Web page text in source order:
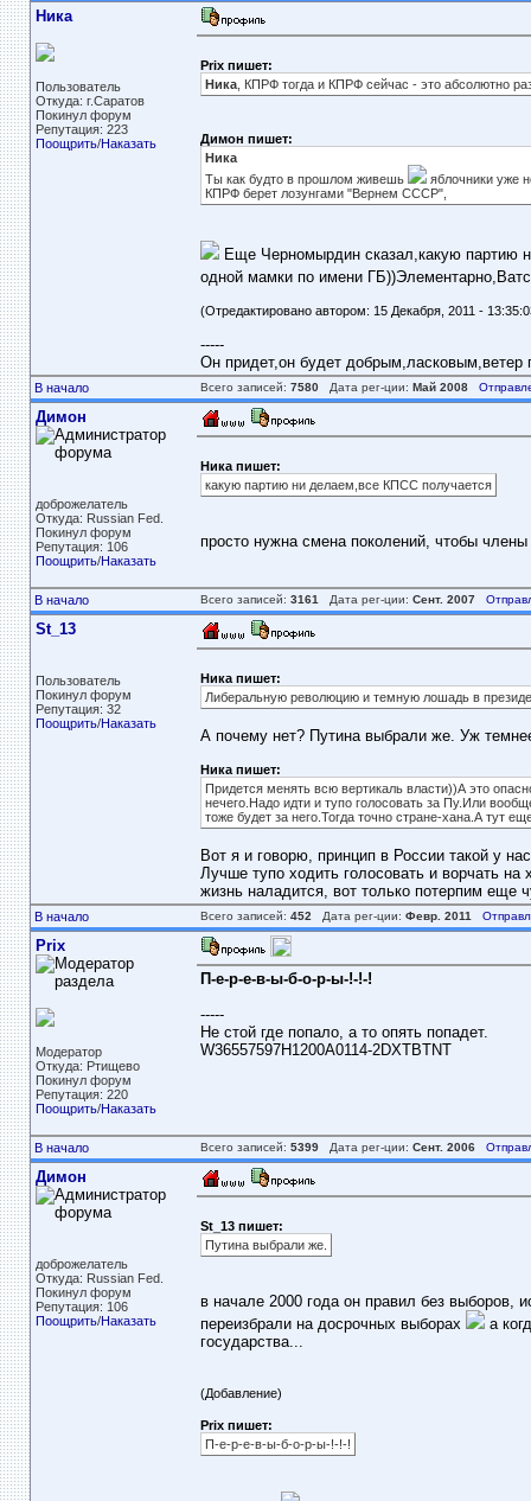
Ника
Пользователь
Откуда: г.Саратов
Покинул форум
Репутация: 223
Поощрить/Наказать
Prix пишет:
Ника, КПРФ тогда и КПРФ сейчас - это абсолютно
Димон пишет:
Ника
Ты как будто в прошлом живешь
яблочники уже
КПРФ берет лозунгами "Вернем СССР",
Еще Черномырдин сказал,какую партию
одной мамки по имени
(Отредактировано автором: 15 Декабря, 2011 -
-----
Он придет,он будет добрым,ласковым,ветер
В начало Всего записей: 7580Дата рег-ции: Май 2008
Димон
доброжелатель
Откуда: Russian Fed.
Покинул форум
Репутация: 106
Поощрить/Наказать
Ника пишет:
какую партию ни делаем,все КПСС получается
просто нужна смена поколений, чтобы
В начало Всего записей: 3161 Дата рег-ции: Сент. 2007
St_13
Пользователь
Покинул форум
Репутация: 32
Поощрить/Наказать
Ника пишет:
Либеральную революцию и темную лошадь в
А почему нет? Путина выбрали же. Уж
Ника пишет:
Придется менять всю вертикаль власти))А это
нечего.Надо идти и тупо голосовать за Пу.Или
тоже будет за него.Тогда точно стране-хана.А тут
Вот я и говорю, принцип в России такой у
Лучше тупо ходить голосовать и ворчать
жизнь наладится, вот только потерпим еще
В начало Всего записей: 452 Дата рег-ции: Февр. 2011
Prix
Модератор
Откуда: Ртищево
Покинул форум
Репутация: 220
Поощрить/Наказать
П-е-р-е-в-ы-б-о-р-ы-!-!-!
-----
Не стой где попало, а то опять попадет.
W36557597H1200A0114-2DXTBTNT
В начало Всего записей: 5399Дата рег-ции: Сент. 2006
Димон
доброжелатель
Откуда: Russian Fed.
Покинул форум
Репутация: 106
Поощрить/Наказать
St_13 пишет:
Путина выбрали же.
в начале 2000 года он правил без выборов,
переизбрали на досрочных выборах
а
государства...
(Добавление)
Prix пишет:
П-е-р-е-в-ы-б-о-р-ы-!-!-!